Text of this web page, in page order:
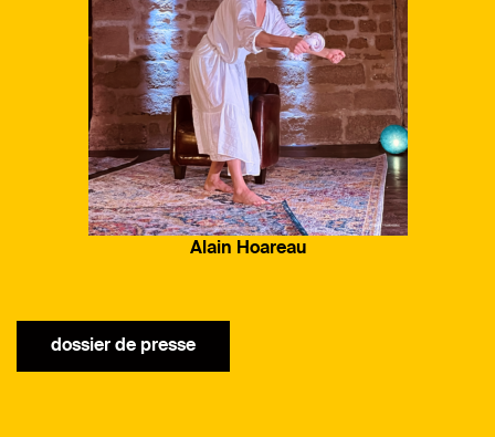
Alain Hoareau
dossier de presse